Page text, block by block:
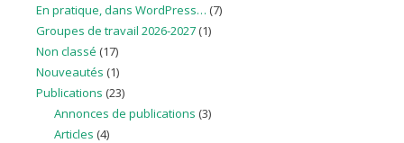
En pratique, dans WordPress… (7)
Groupes de travail 2026-2027 (1)
Non classé (17)
Nouveautés (1)
Publications (23)
Annonces de publications (3)
Articles (4)